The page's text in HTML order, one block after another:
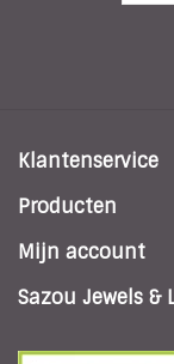
Klantenservice
Producten
Mijn account
Sazou Jewels &